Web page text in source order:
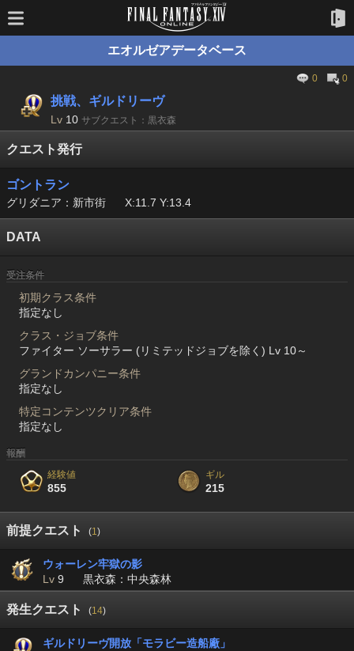
エオルゼアデータベース
0 0
挑戦、ギルドリーヴ
Lv 10 サブクエスト：黒衣森
クエスト発行
ゴントラン
グリダニア：新市街 X:11.7 Y:13.4
DATA
受注条件
初期クラス条件
指定なし
クラス・ジョブ条件
ファイター ソーサラー (リミテッドジョブを除く) Lv 10～
グランドカンパニー条件
指定なし
特定コンテンツクリア条件
指定なし
報酬
経験値
855
ギル
215
前提クエスト (1)
ウォーレン牢獄の影
Lv 9 黒衣森：中央森林
発生クエスト (14)
ギルドリーヴ開放「モラビー造船廠」